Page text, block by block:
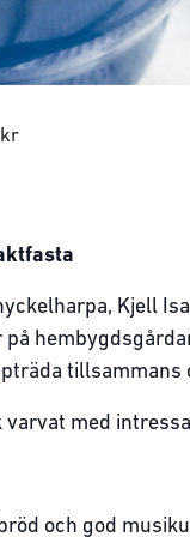
Kjell
med
och god